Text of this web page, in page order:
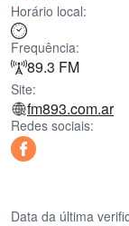
Horário local:
Frequência:
89.3 FM
Site:
fm893.com.ar
Redes sociais:
Data da última